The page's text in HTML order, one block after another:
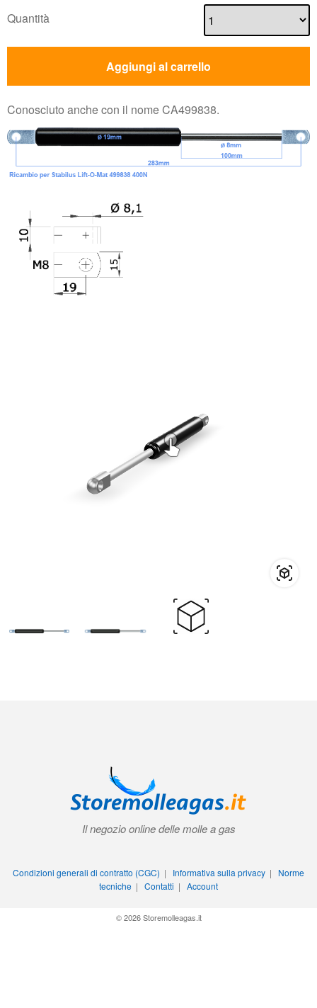
Quantità
Aggiungi al carrello
Conosciuto anche con il nome CA499838.
Il negozio online delle molle a gas
Condizioni generali di contratto (CGC) | Informativa sulla privacy | Norme
tecniche | Contatti | Account
© 2026 Storemolleagas.it